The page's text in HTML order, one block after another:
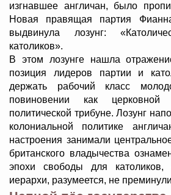
изгнавшее англичан, было
Новая правящая партия
выдвинула лозунг:
католиков».
В этом лозунге нашла
позиция лидеров партии и
держать рабочий класс
повиновении как
политической трибуне. Лозунг
колониальной политике
настроения занимали
британского владычества
эпохи свободы для
иерархи, разумеется, не